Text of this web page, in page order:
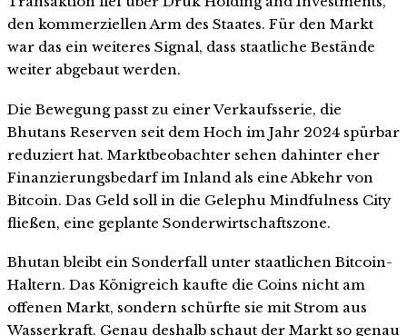
den kommerziellen Arm des Staates. Für den Markt
war das ein weiteres Signal, dass staatliche Bestände
weiter abgebaut werden.
Die Bewegung passt zu einer Verkaufsserie, die
Bhutans Reserven seit dem Hoch im Jahr 2024 spürbar
reduziert hat. Marktbeobachter sehen dahinter eher
Finanzierungsbedarf im Inland als eine Abkehr von
Bitcoin. Das Geld soll in die Gelephu Mindfulness City
fließen, eine geplante Sonderwirtschaftszone.
Bhutan bleibt ein Sonderfall unter staatlichen Bitcoin-
Haltern. Das Königreich kaufte die Coins nicht am
offenen Markt, sondern schürfte sie mit Strom aus
Wasserkraft. Genau deshalb schaut der Markt so genau